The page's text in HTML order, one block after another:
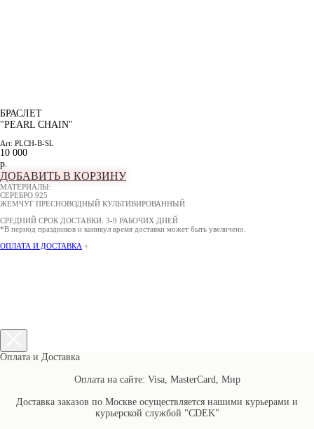
БРАСЛЕТ
"PEARL CHAIN"
Art: PLCH-B-SL
10 000
р.
ДОБАВИТЬ В КОРЗИНУ
МАТЕРИАЛЫ:
СЕРЕБРО 925
ЖЕМЧУГ ПРЕСНОВОДНЫЙ КУЛЬТИВИРОВАННЫЙ
СРЕДНИЙ СРОК ДОСТАВКИ: 3-9 РАБОЧИХ ДНЕЙ
*В период праздников и каникул время доставки может быть увеличено.
ОПЛАТА И ДОСТАВКА +
Оплата и Доставка
Оплата на сайте: Visa, MasterCard, Мир
Доставка заказов по Москве осуществляется нашими курьерами и
курьерской службой "CDEK"